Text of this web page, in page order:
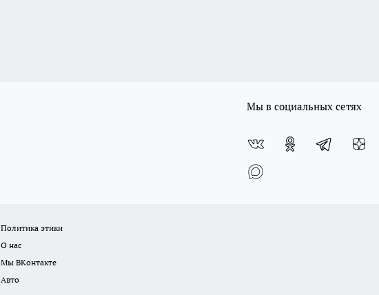
Мы в социальных сетях
Политика этики
О нас
Мы ВКонтакте
Авто